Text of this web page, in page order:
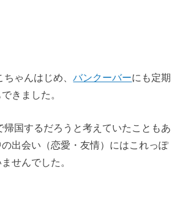
ちゃんはじめ、バンクーバーにも定期
きました。
帰国するだろうと考えていたこともあ
出会い（恋愛・友情）にはこれっぽ
せんでした。